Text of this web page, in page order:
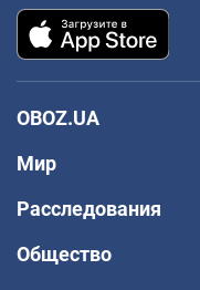
OBOZ.UA
Мир
Расследования
Общество